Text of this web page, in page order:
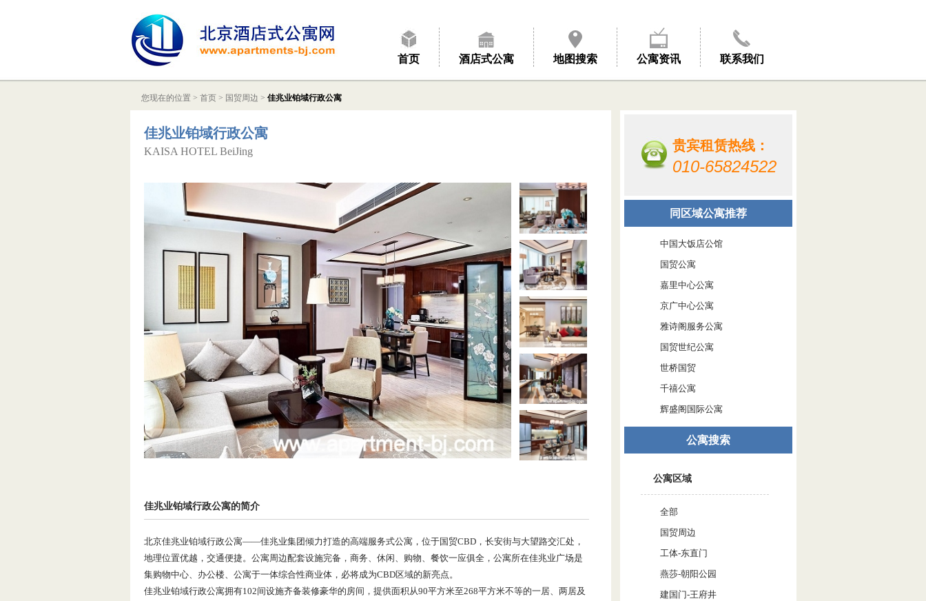
首页 酒店式公寓 地图搜索 公寓资讯 联系我们
您现在的位置 > 首页> 国贸周边 > 佳兆业铂域行政公寓
佳兆业铂域行政公寓
KAISA HOTEL BeiJing
佳兆业铂域行政公寓的简介
北京佳兆业铂域行政公寓——佳兆业集团倾力打造的高端服务式公寓，位于国贸CBD，长安街与大望路交汇处，
地理位置优越，交通便捷。公寓周边配套设施完备，商务、休闲、购物、餐饮一应俱全，公寓所在佳兆业广场是
集购物中心、办公楼、公寓于一体综合性商业体，必将成为CBD区域的新亮点。
佳兆业铂域行政公寓拥有102间设施齐备装修豪华的房间，提供面积从90平方米至268平方米不等的一居、两居及
贵宾租赁热线：
010-65824522
同区域公寓推荐
中国大饭店公馆
国贸公寓
嘉里中心公寓
京广中心公寓
雅诗阁服务公寓
国贸世纪公寓
世桥国贸
千禧公寓
辉盛阁国际公寓
公寓搜索
公寓区域
全部
国贸周边
工体-东直门
燕莎-朝阳公园
建国门-王府井